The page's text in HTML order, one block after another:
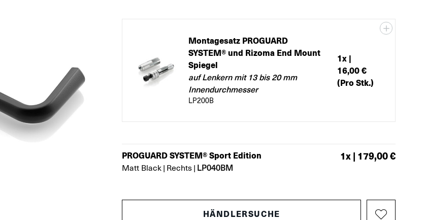
Montagesatz PROGUARD
SYSTEM® und Rizoma End Mount
Spiegel
auf Lenkern mit 13 bis 20 mm
Innendurchmesser
LP200B
1x |
16,00 €
(Pro Stk.)
PROGUARD SYSTEM® Sport Edition
Matt Black | Rechts | LP040BM
1x | 179,00 €
HÄNDLERSUCHE